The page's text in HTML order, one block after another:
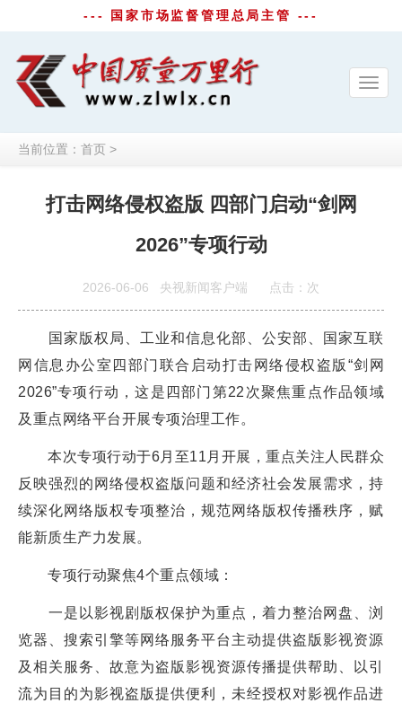
--- 国家市场监督管理总局主管 ---
当前位置： 首页 >
打击网络侵权盗版 四部门启动“剑网
2026”专项行动
2026-06-06 央视新闻客户端 点击： 次
国家版权局、工业和信息化部、公安部、国家互联
网信息办公室四部门联合启动打击网络侵权盗版“剑网
2026”专项行动，这是四部门第22次聚焦重点作品领域
及重点网络平台开展专项治理工作。
本次专项行动于6月至11月开展，重点关注人民群众
反映强烈的网络侵权盗版问题和经济社会发展需求，持
续深化网络版权专项整治，规范网络版权传播秩序，赋
能新质生产力发展。
专项行动聚焦4个重点领域：
一是以影视剧版权保护为重点，着力整治网盘、浏
览器、搜索引擎等网络服务平台主动提供盗版影视资源
及相关服务、故意为盗版影视资源传播提供帮助、以引
流为目的为影视盗版提供便利，未经授权对影视作品进